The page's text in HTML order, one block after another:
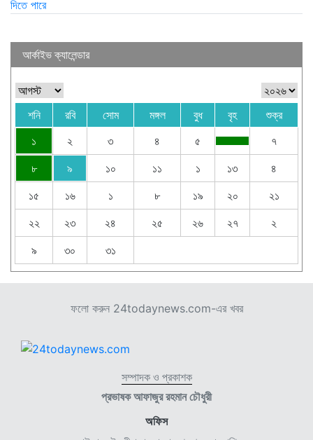
আর্কাইভ ক্যালেন্ডার
শনি রবি সোম মঙ্গল বুধ বৃহ
শুক্র
১
২ ৩ ৪ ৫
৭
৮
৯ ১০ ১১ ১ ১৩
৪
১৫
১৬ ১ ৮ ১৯ ২০
২১
২২
২৩ ২৪ ২৫ ২৬ ২৭
২
৯
৩০ ৩১
ফলো করুন 24todaynews.com-এর খবর
সম্পাদক ও প্রকাশক
প্রভাষক আফাজুর রহমান চৌধুরী
অফিস